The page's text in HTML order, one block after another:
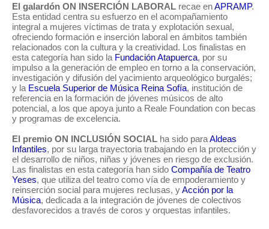
El galardón ON INSERCIÓN LABORAL recae enAPRAMP.
Esta entidad centra su esfuerzo en el acompañamiento
integral a mujeres víctimas de trata y explotación sexual,
ofreciendo formación e inserción laboral en ámbitos también
relacionados con la cultura y la creatividad. Los finalistas en
esta categoría han sido la Fundación Atapuerca, por su
impulso a la generación de empleo en torno a la conservación,
investigación y difusión del yacimiento arqueológico burgalés;
y la Escuela Superior de Música Reina Sofía, institución de
referencia en la formación de jóvenes músicos de alto
potencial, a los que apoya junto a Reale Foundation con becas
y programas de excelencia.
El premio ON INCLUSIÓN SOCIAL ha sido paraAldeas
Infantiles, por su larga trayectoria trabajando en la protección y
el desarrollo de niños, niñas y jóvenes en riesgo de exclusión.
Las finalistas en esta categoría han sido Compañía de Teatro
Yeses, que utiliza del teatro como vía de empoderamiento y
reinserción social para mujeres reclusas, yAcción por la
Música, dedicada a la integración de jóvenes de colectivos
desfavorecidos a través de coros y orquestas infantiles.